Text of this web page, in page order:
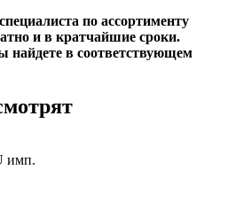
по ассортименту
и в кратчайшие сроки.
в соответствующем
имп.